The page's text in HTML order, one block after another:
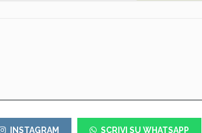
INSTAGRAM SCRIVI SU WHATSAPP